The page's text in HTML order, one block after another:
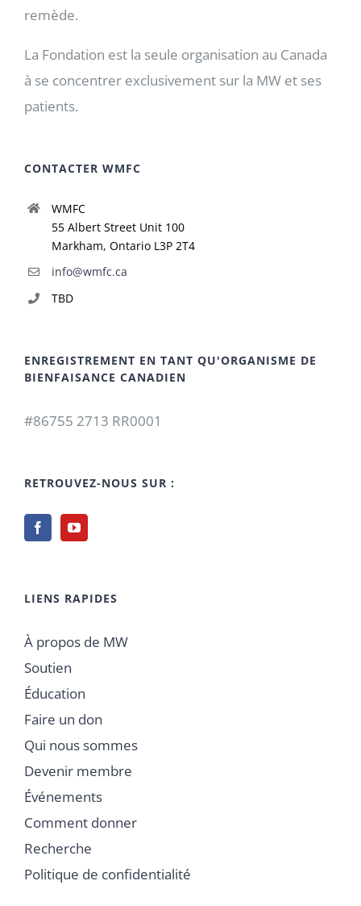
remède.
La Fondation est la seule organisation au Canada
à se concentrer exclusivement sur la MW et ses
patients.
CONTACTER WMFC
WMFC
55 Albert Street Unit 100
Markham, Ontario L3P 2T4
info@wmfc.ca
TBD
ENREGISTREMENT EN TANT QU'ORGANISME DE
BIENFAISANCE CANADIEN
#86755 2713 RR0001
RETROUVEZ-NOUS SUR :
LIENS RAPIDES
À propos de MW
Soutien
Éducation
Faire un don
Qui nous sommes
Devenir membre
Événements
Comment donner
Recherche
Politique de confidentialité